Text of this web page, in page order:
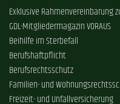
Exklusive Rahmenvereinbarung
GDL-Mitgliedermagazin VORAUS
Beihilfe im Sterbefall
Berufshaftpflicht
Berufsrechtsschutz
Familien- und
Freizeit- und Unfallversicherung